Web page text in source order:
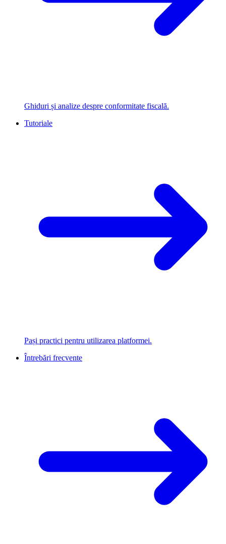
Ghiduri și analize despre conformitate fiscală.
Tutoriale
Pași practici pentru utilizarea platformei.
Întrebări frecvente